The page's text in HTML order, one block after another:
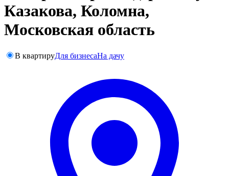
Казакова, Коломна,
Московская область
В квартируДля бизнесаНа дачу